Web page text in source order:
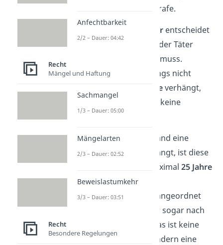
noch eine weitere Haftstrafe.
Strafvollzugskammer entscheidet
dann, welches Strafmaß der Täter
noch zusätzlich absitzen muss.
Meistens werden allerdings nicht
10 weitere Jahreverhängt,
obwohl es grundsätzlich keine
Obergrenze gibt.
Merke:Wird in Deutschland eine
„lebenslange Haft“ verhängt, ist diese
in Extremfällen meist maximal25 Jahre
lang.Wenn danach eine
Sicherungsverwahrung angeordnet
wird, bleibt ein Straftäter sogar nach
Haftende eingesperrt. Das ist keine
Freiheitsstrafe mehr, sondern eine
Anfechtbarkeit
2/2 – Dauer: 04:42
Recht
Mängel und Haftung
Sachmangel
1/3 – Dauer: 05:00
Mängelarten
2/3 – Dauer: 02:52
Beweislastumkehr
3/3 – Dauer: 03:51
Recht
Besondere Regelungen